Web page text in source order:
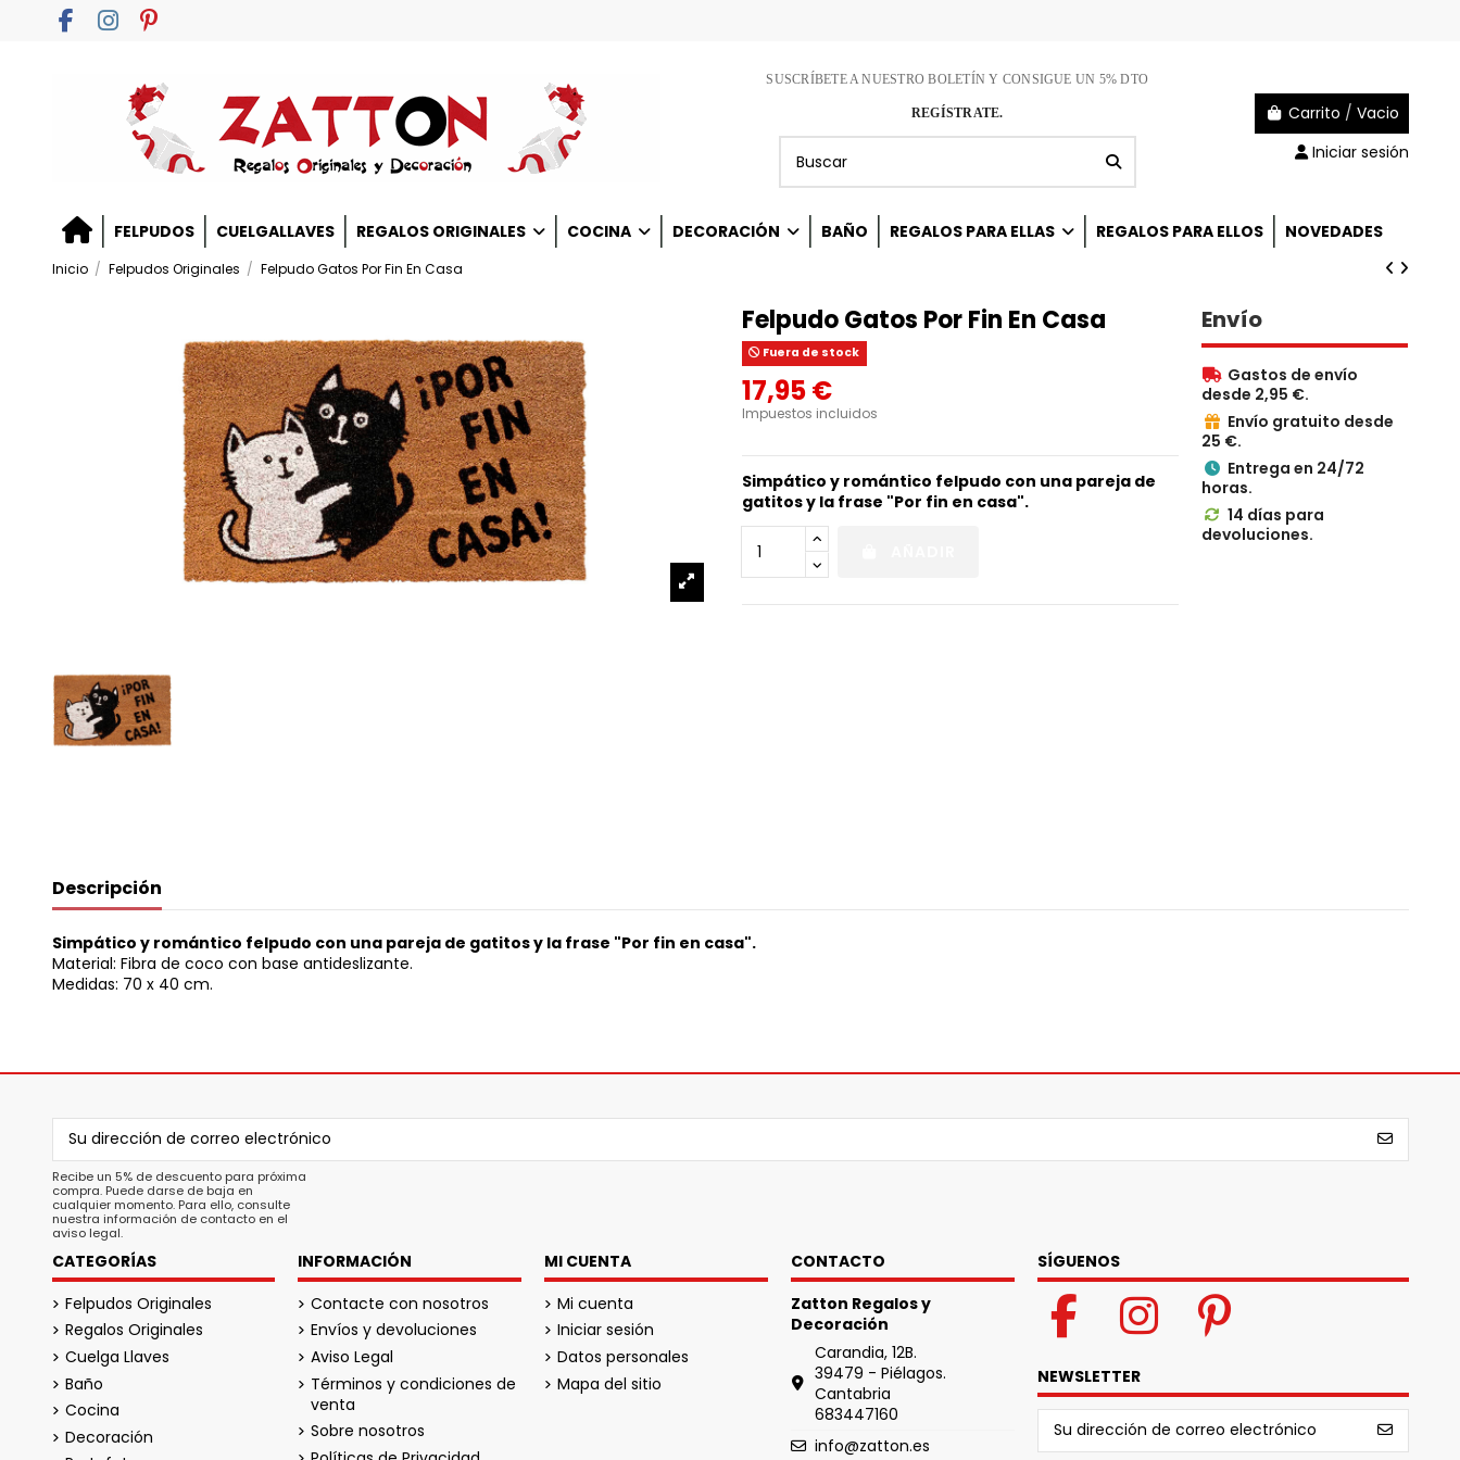
SUSCRÍBETE A NUESTRO BOLETÍN Y CONSIGUE UN 5% DTO
REGÍSTRATE. Carrito / Vacio
Iniciar sesión
FELPUDOS CUELGALLAVES REGALOS ORIGINALES COCINA DECORACIÓN BAÑO REGALOS PARA ELLAS REGALOS PARA ELLOS NOVEDADES
Inicio Felpudos Originales Felpudo Gatos Por Fin En Casa
Felpudo Gatos Por Fin En Casa
Fuera de stock
17,95 €
Impuestos incluidos
Simpático y romántico felpudo con una pareja de
gatitos y la frase "Por fin en casa".
Envío
 Gastos de envío
desde 2,95 €.
 Envío gratuito desde
25 €.
 Entrega en 24/72
horas.
 14 días para
devoluciones.
Descripción
Simpático y romántico felpudo con una pareja de gatitos y la frase "Por fin en casa".
Material: Fibra de coco con base antideslizante.
Medidas: 70 x 40 cm.
Recibe un 5% de descuento para próxima
compra. Puede darse de baja en
cualquier momento. Para ello, consulte
nuestra información de contacto en el
aviso legal.
CATEGORÍAS
Felpudos Originales
Regalos Originales
Cuelga Llaves
Baño
Cocina
Decoración
INFORMACIÓN
Contacte con nosotros
Envíos y devoluciones
Aviso Legal
Términos y condiciones de
venta
Sobre nosotros
MI CUENTA
Mi cuenta
Iniciar sesión
Datos personales
Mapa del sitio
CONTACTO
Zatton Regalos y
Decoración
Carandia, 12B.
39479 - Piélagos.
Cantabria
683447160
info@zatton.es
SÍGUENOS
NEWSLETTER